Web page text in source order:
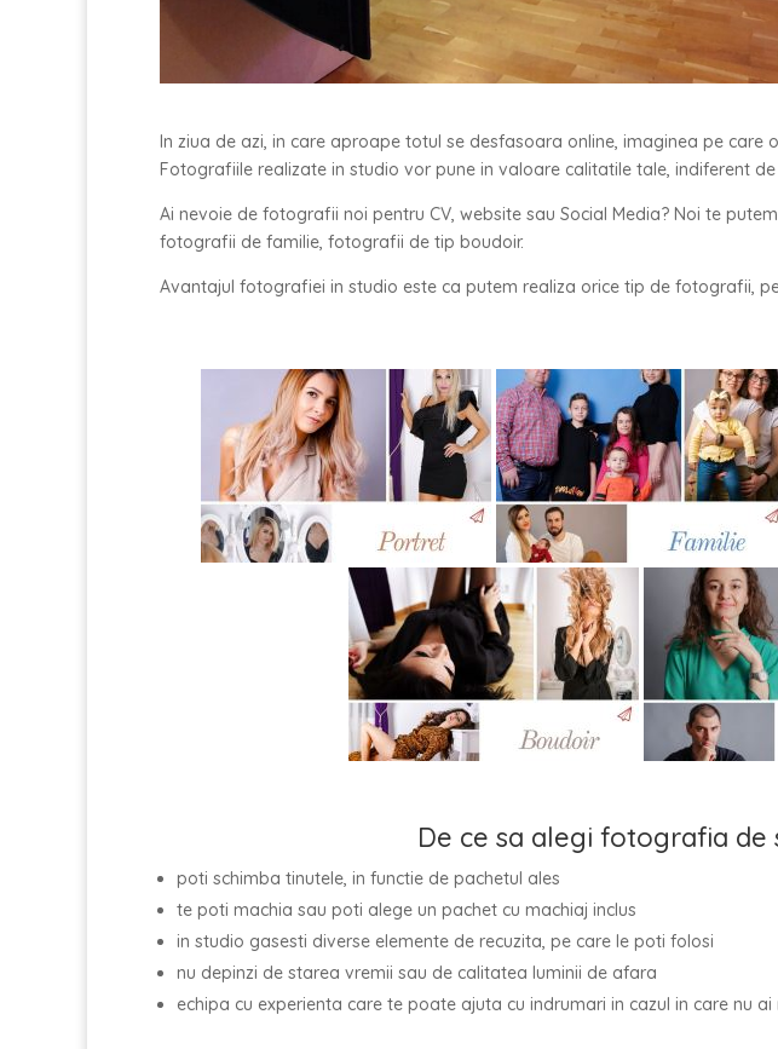
In ziua de azi, in care aproape totul se desfasoara online, imaginea pe care
Fotografiile realizate in studio vor pune in valoare calitatile tale, indiferent
Ai nevoie de fotografii noi pentru CV, website sau Social Media? Noi te
fotografii de familie, fotografii de tip boudoir.
Avantajul fotografiei in studio este ca putem realiza orice tip de fotografii,
De ce sa alegi fotografia de
poti schimba tinutele, in functie de pachetul ales
te poti machia sau poti alege un pachet cu machiaj inclus
in studio gasesti diverse elemente de recuzita, pe care le poti folosi
nu depinzi de starea vremii sau de calitatea luminii de afara
echipa cu experienta care te poate ajuta cu indrumari in cazul in care nu